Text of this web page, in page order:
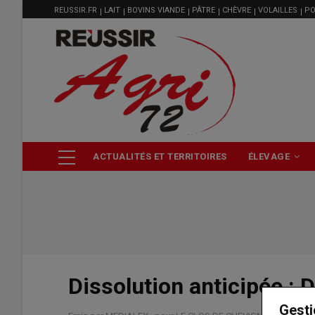
MENU
FILIÈRE
REUSSIR.FR LAIT BOVINS VIANDE PÂTRE CHÈVRE VOLAILLES
PRINCIPALEACTUALITÉS ET TERRITOIRES ÉLEVAGE
Dissolution anticipée :